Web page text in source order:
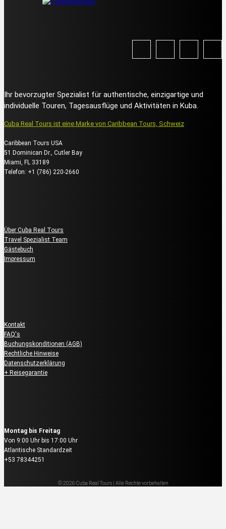
Ihr bevorzugter Spezialist für authentische, einzigartige und
individuelle Touren, Tagesausflüge und Aktivitäten in Kuba.
Cuba Real Tours ist eine Marke von Caribbean Tours, Schweiz
Caribbean Tours USA
51 Dominican Dr., Cutler Bay
Miami, FL 33189
Telefon: +1 (786) 220-2660
Über Cuba Real Tours
Travel Spezialist Team
Gästebuch
Impressum
Kontakt
FAQ's
Buchungskonditionen (AGB)
Rechtliche Hinweise
Datenschutzerklärung
+ Reisegarantie
Montag bis Freitag
Von 9:00 Uhr bis 17:00 Uhr
Atlantische Standardzeit
+53 78344251
© 2026 Cuba Real Tours | Alle Rechte vorbehalten